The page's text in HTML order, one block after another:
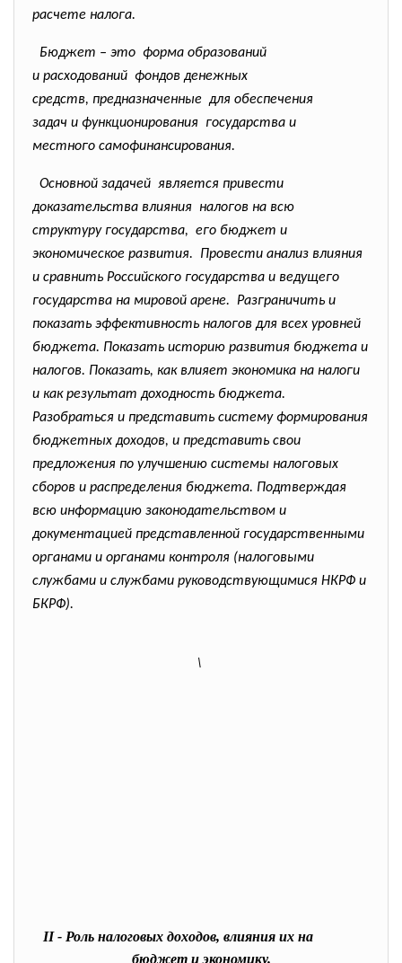
расчете налога.
Бюджет – это форма образований
и расходований фондов денежных
средств, предназначенные для обеспечения
задач и функционирования государства и
местного самофинансирования.
Основной задачей является привести
доказательства влияния налогов на всю
структуру государства, его бюджет и
экономическое развития. Провести анализ влияния
и сравнить Российского государства и ведущего
государства на мировой арене. Разграничить и
показать эффективность налогов для всех уровней
бюджета. Показать историю развития бюджета и
налогов. Показать, как влияет экономика на налоги
и как результат доходность бюджета.
Разобраться и представить систему формирования
бюджетных доходов, и представить свои
предложения по улучшению системы налоговых
сборов и распределения бюджета. Подтверждая
всю информацию законодательством и
документацией представленной государственными
органами и органами контроля (налоговыми
службами и службами руководствующимися НКРФ и
БКРФ).
\
II - Роль налоговых доходов, влияния их на
бюджет и экономику.